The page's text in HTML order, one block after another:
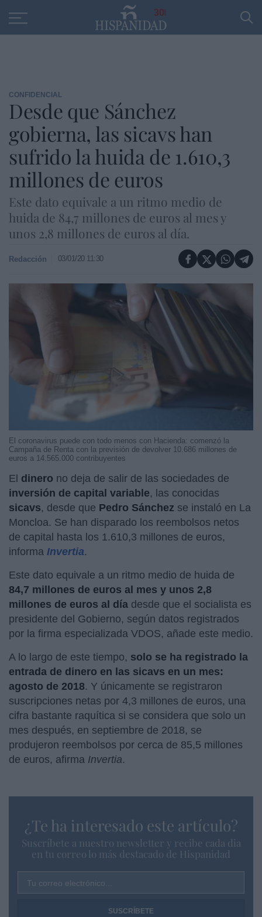
30
CONFIDENCIAL
Desde que Sánchez
gobierna, las sicavs han
sufrido la huida de 1.610,3
millones de euros
Este dato equivale a un ritmo medio de
huida de 84,7 millones de euros al mes y
unos 2,8 millones de euros al día.
Redacción 03/01/20 11:30
El coronavirus puede con todo menos con Hacienda: comenzó la
Campaña de Renta con la previsión de devolver 10.686 millones de
euros a 14.565.000 contribuyentes
El dinero no deja de salir de las sociedades de
inversión de capital variable, las conocidas
sicavs, desde que Pedro Sánchez se instaló en La
Moncloa. Se han disparado los reembolsos netos
de capital hasta los 1.610,3 millones de euros,
informa Invertia.
Este dato equivale a un ritmo medio de huida de
84,7 millones de euros al mes y unos 2,8
millones de euros al día desde que el socialista es
presidente del Gobierno, según datos registrados
por la firma especializada VDOS, añade este medio.
A lo largo de este tiempo, solo se ha registrado la
entrada de dinero en las sicavs en un mes:
agosto de 2018. Y únicamente se registraron
suscripciones netas por 4,3 millones de euros, una
cifra bastante raquítica si se considera que solo un
mes después, en septiembre de 2018, se
produjeron reembolsos por cerca de 85,5 millones
de euros, afirma Invertia.
¿Te ha interesado este artículo?
Suscríbete a nuestro newsletter y recibe cada dia
en tu correo lo más destacado de Hispanidad
Tu correo electrónico...